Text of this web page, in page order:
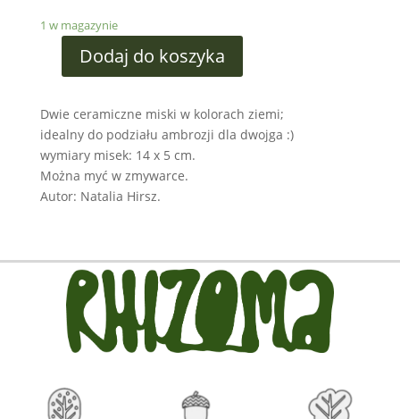
1 w magazynie
Dodaj do koszyka
Dwie ceramiczne miski w kolorach ziemi;
idealny do podziału ambrozji dla dwojga :)
wymiary misek: 14 x 5 cm.
Można myć w zmywarce.
Autor: Natalia Hirsz.